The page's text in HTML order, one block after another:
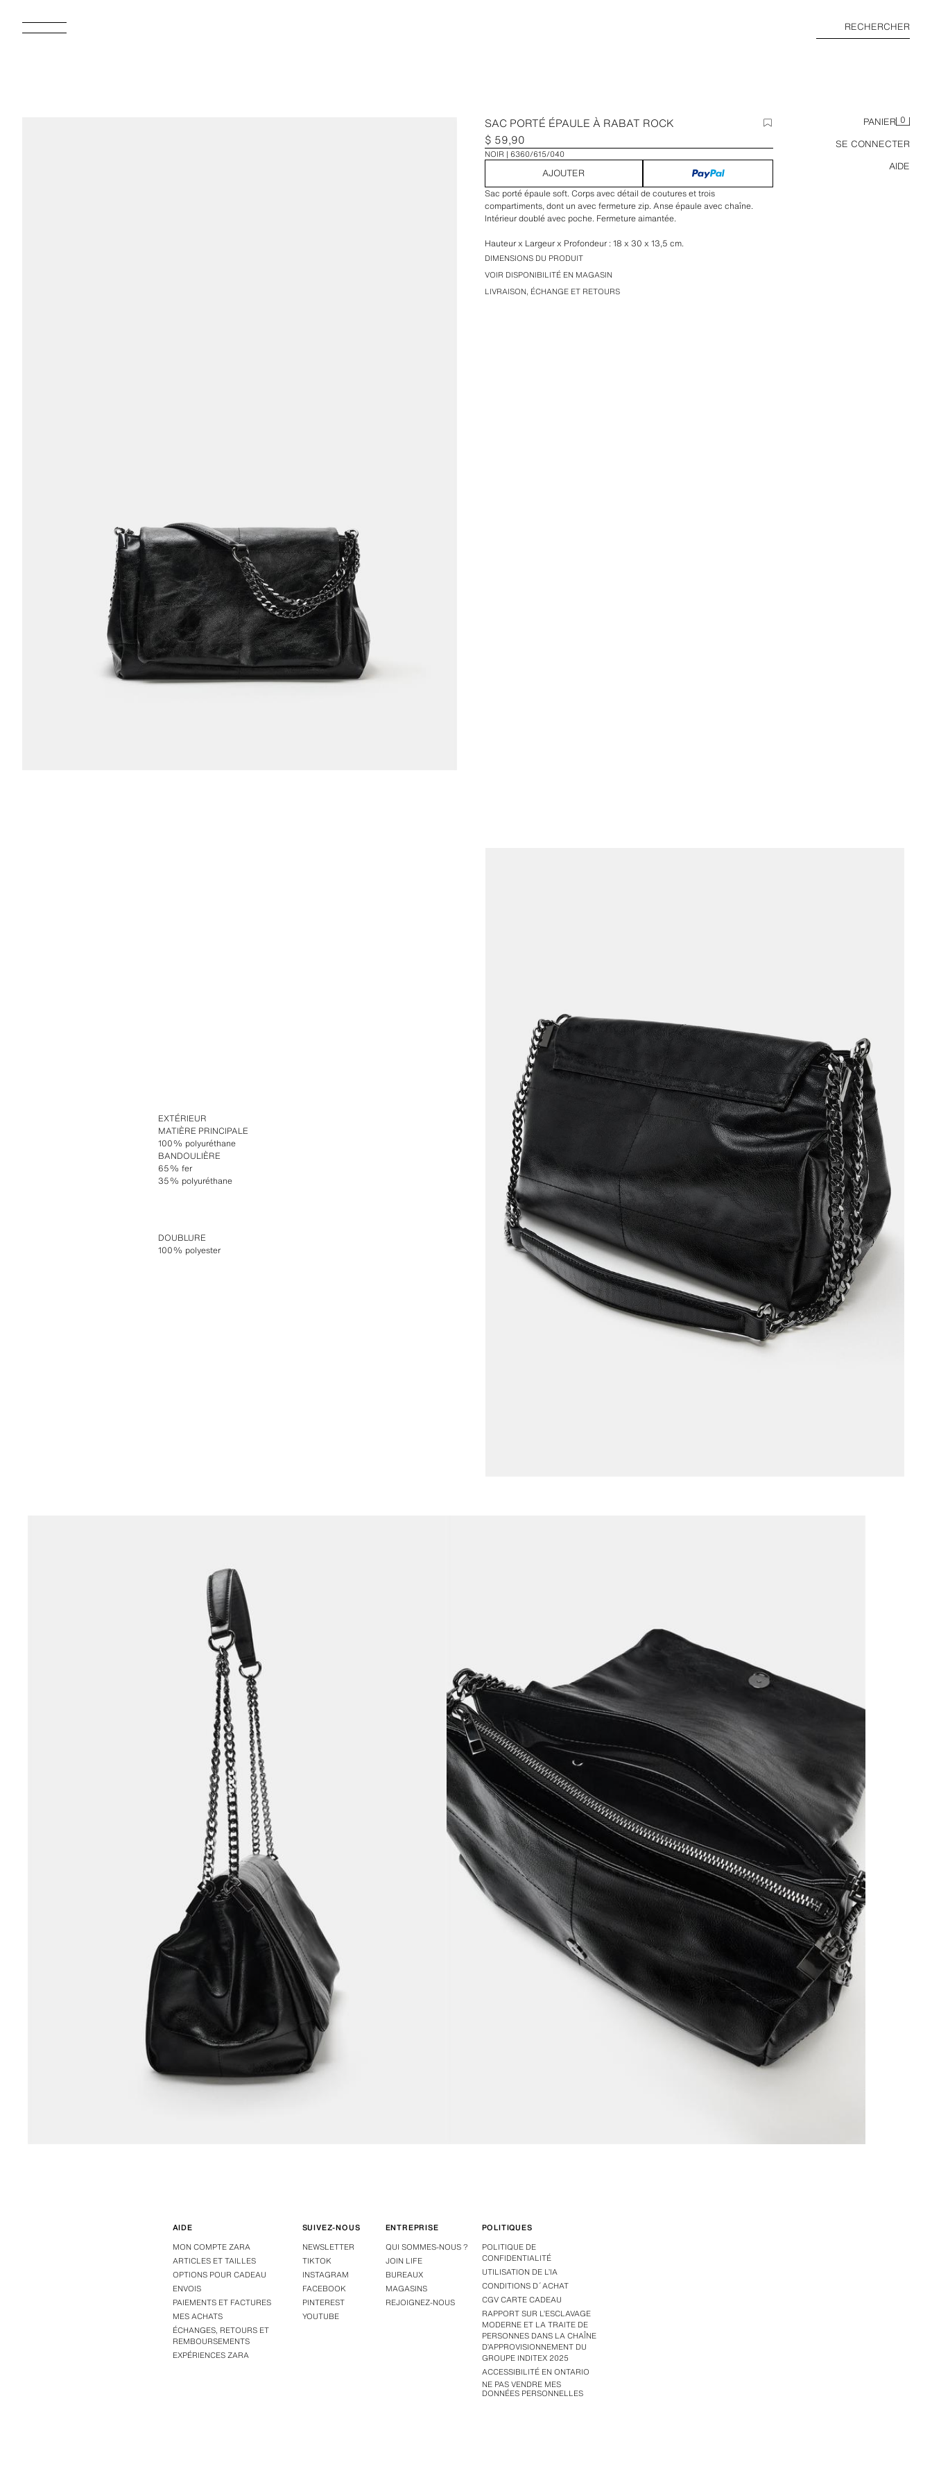
RECHERCHER
PANIER 0
SE CONNECTER
AIDE
SAC PORTÉ ÉPAULE À RABAT ROCK
$ 59,90
NOIR 6360/615/040
AJOUTER
Sac porté épaule soft. Corps avec détail de coutures et trois
compartiments, dont un avec fermeture zip. Anse épaule avec chaîne.
Intérieur doublé avec poche. Fermeture aimantée.
Hauteur x Largeur x Profondeur : 18 x 30 x 13,5 cm.
DIMENSIONS DU PRODUIT
VOIR DISPONIBILITÉ EN MAGASIN
LIVRAISON, ÉCHANGE ET RETOURS
EXTÉRIEUR
MATIÈRE PRINCIPALE
100% polyuréthane
BANDOULIÈRE
65% fer
35% polyuréthane
DOUBLURE
100% polyester
AIDE
MON COMPTE ZARA
ARTICLES ET TAILLES
OPTIONS POUR CADEAU
ENVOIS
PAIEMENTS ET FACTURES
MES ACHATS
ÉCHANGES, RETOURS ET
REMBOURSEMENTS
EXPÉRIENCES ZARA
SUIVEZ-NOUS
NEWSLETTER
TIKTOK
INSTAGRAM
FACEBOOK
PINTEREST
YOUTUBE
ENTREPRISE
QUI SOMMES-NOUS ?
JOIN LIFE
BUREAUX
MAGASINS
REJOIGNEZ-NOUS
POLITIQUES
POLITIQUE DE
CONFIDENTIALITÉ
UTILISATION DE L’IA
CONDITIONS D´ACHAT
CGV CARTE CADEAU
RAPPORT SUR L’ESCLAVAGE
MODERNE ET LA TRAITE DE
PERSONNES DANS LA CHAÎNE
D’APPROVISIONNEMENT DU
GROUPE INDITEX 2025
ACCESSIBILITÉ EN ONTARIO
NE PAS VENDRE MES
DONNÉES PERSONNELLES